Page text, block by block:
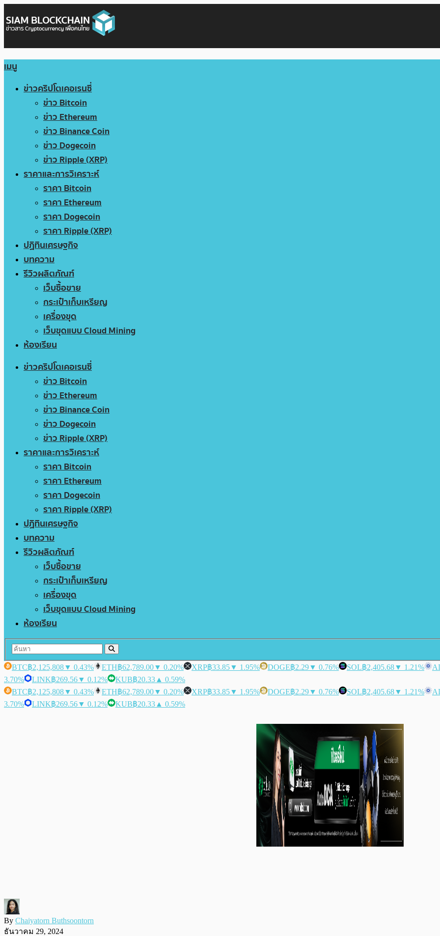
เมนู
ข่าวคริปโตเคอเรนซี่
ข่าว Bitcoin
ข่าว Ethereum
ข่าว Binance Coin
ข่าว Dogecoin
ข่าว Ripple (XRP)
ราคาและการวิเคราะห์
ราคา Bitcoin
ราคา Ethereum
ราคา Dogecoin
ราคา Ripple (XRP)
ปฏิทินเศรษฐกิจ
บทความ
รีวิวผลิตภัณฑ์
เว็บซื้อขาย
กระเป๋าเก็บเหรียญ
เครื่องขุด
เว็บขุดแบบ Cloud Mining
ห้องเรียน
ข่าวคริปโตเคอเรนซี่
ข่าว Bitcoin
ข่าว Ethereum
ข่าว Binance Coin
ข่าว Dogecoin
ข่าว Ripple (XRP)
ราคาและการวิเคราะห์
ราคา Bitcoin
ราคา Ethereum
ราคา Dogecoin
ราคา Ripple (XRP)
ปฏิทินเศรษฐกิจ
บทความ
รีวิวผลิตภัณฑ์
เว็บซื้อขาย
กระเป๋าเก็บเหรียญ
เครื่องขุด
เว็บขุดแบบ Cloud Mining
ห้องเรียน
BTC฿2,125,808▼ 0.43% ETH฿62,789.00▼ 0.20% XRP฿33.85▼ 1.95% DOGE฿2.29▼ 0.76% SOL฿2,405.68▼ 1.21%
3.70%
LINK฿269.56▼ 0.12% KUB฿20.33 ▲ 0.59%
BTC฿2,125,808▼ 0.43% ETH฿62,789.00▼ 0.20% XRP฿33.85▼ 1.95% DOGE฿2.29▼ 0.76% SOL฿2,405.68▼ 1.21%
3.70%
LINK฿269.56▼ 0.12% KUB฿20.33 ▲ 0.59%
By Chaiyatorn Buthsoontorn
ธันวาคม 29, 2024